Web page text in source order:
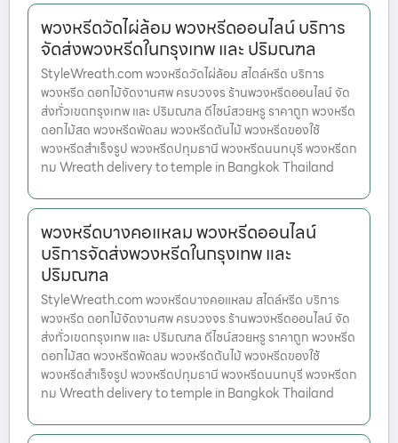
พวงหรีดวัดไผ่ล้อม พวงหรีดออนไลน์ บริการ
จัดส่งพวงหรีดในกรุงเทพ และ ปริมณฑล
StyleWreath.com พวงหรีดวัดไผ่ล้อม สไตล์หรีด บริการ
พวงหรีด ดอกไม้จัดงานศพ ครบวงจร ร้านพวงหรีดออนไลน์ จัด
ส่งทั่วเขตกรุงเทพ และ ปริมณฑล ดีไซน์สวยหรู ราคาถูก พวงหรีด
ดอกไม้สด พวงหรีดพัดลม พวงหรีดต้นไม้ พวงหรีดของใช้
พวงหรีดสำเร็จรูป พวงหรีดปทุมธานี พวงหรีดนนทบุรี พวงหรีดก
ทม Wreath delivery to temple in Bangkok Thailand
พวงหรีดบางคอแหลม พวงหรีดออนไลน์
บริการจัดส่งพวงหรีดในกรุงเทพ และ
ปริมณฑล
StyleWreath.com พวงหรีดบางคอแหลม สไตล์หรีด บริการ
พวงหรีด ดอกไม้จัดงานศพ ครบวงจร ร้านพวงหรีดออนไลน์ จัด
ส่งทั่วเขตกรุงเทพ และ ปริมณฑล ดีไซน์สวยหรู ราคาถูก พวงหรีด
ดอกไม้สด พวงหรีดพัดลม พวงหรีดต้นไม้ พวงหรีดของใช้
พวงหรีดสำเร็จรูป พวงหรีดปทุมธานี พวงหรีดนนทบุรี พวงหรีดก
ทม Wreath delivery to temple in Bangkok Thailand